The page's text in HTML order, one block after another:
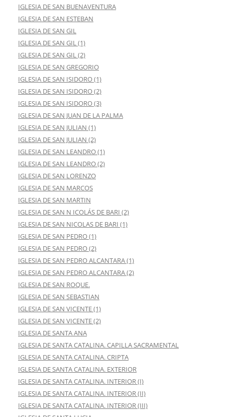
IGLESIA DE SAN BUENAVENTURA
IGLESIA DE SAN ESTEBAN
IGLESIA DE SAN GIL
IGLESIA DE SAN GIL (1)
IGLESIA DE SAN GIL (2)
IGLESIA DE SAN GREGORIO
IGLESIA DE SAN ISIDORO (1)
IGLESIA DE SAN ISIDORO (2)
IGLESIA DE SAN ISIDORO (3)
IGLESIA DE SAN JUAN DE LA PALMA
IGLESIA DE SAN JULIAN (1)
IGLESIA DE SAN JULIAN (2)
IGLESIA DE SAN LEANDRO (1)
IGLESIA DE SAN LEANDRO (2)
IGLESIA DE SAN LORENZO
IGLESIA DE SAN MARCOS
IGLESIA DE SAN MARTIN
IGLESIA DE SAN N ICOLÁS DE BARI (2)
IGLESIA DE SAN NICOLAS DE BARI (1)
IGLESIA DE SAN PEDRO (1)
IGLESIA DE SAN PEDRO (2)
IGLESIA DE SAN PEDRO ALCANTARA (1)
IGLESIA DE SAN PEDRO ALCANTARA (2)
IGLESIA DE SAN ROQUE.
IGLESIA DE SAN SEBASTIAN
IGLESIA DE SAN VICENTE (1)
IGLESIA DE SAN VICENTE (2)
IGLESIA DE SANTA ANA
IGLESIA DE SANTA CATALINA. CAPILLA SACRAMENTAL
IGLESIA DE SANTA CATALINA. CRIPTA
IGLESIA DE SANTA CATALINA. EXTERIOR
IGLESIA DE SANTA CATALINA. INTERIOR (I)
IGLESIA DE SANTA CATALINA. INTERIOR (II)
IGLESIA DE SANTA CATALINA. INTERIOR (III)